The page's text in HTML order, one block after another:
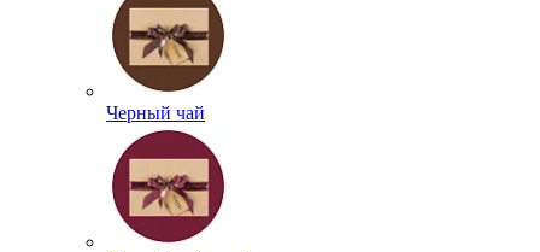
Черный чай